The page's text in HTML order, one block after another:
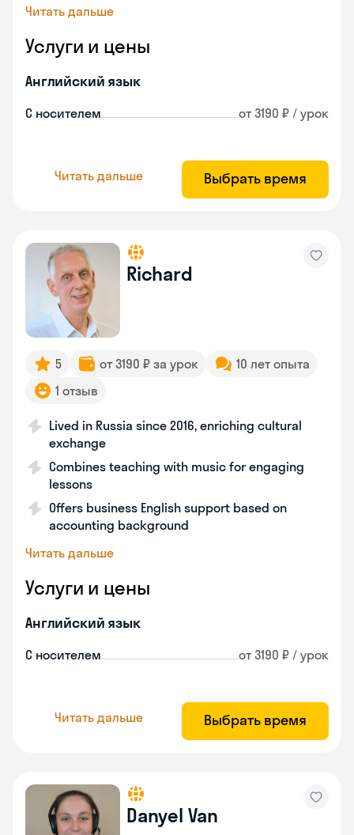
Читать дальше
Услуги и цены
Английский язык
С носителем от 3190 ₽ / урок
Читать дальше Выбрать время
Richard
5 от 3190 ₽ за урок
10 лет опыта
1 отзыв
Lived in Russia since 2016, enriching cultural
exchange
Combines teaching with music for engaging
lessons
Offers business English support based on
accounting background
Читать дальше
Услуги и цены
Английский язык
С носителем от 3190 ₽ / урок
Читать дальше Выбрать время
Danyel Van